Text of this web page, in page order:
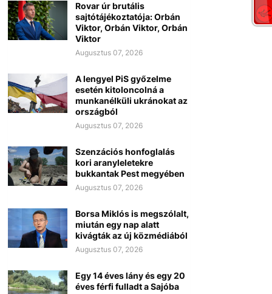
Rovar úr brutális
sajtótájékoztatója: Orbán
Viktor, Orbán Viktor, Orbán
Viktor
Augusztus 07, 2026
A lengyel PiS győzelme
esetén kitoloncolná a
munkanélküli ukránokat az
országból
Augusztus 07, 2026
Szenzációs honfoglalás
kori aranyleletekre
bukkantak Pest megyében
Augusztus 07, 2026
Borsa Miklós is megszólalt,
miután egy nap alatt
kivágták az új közmédiából
Augusztus 07, 2026
Egy 14 éves lány és egy 20
éves férfi fulladt a Sajóba